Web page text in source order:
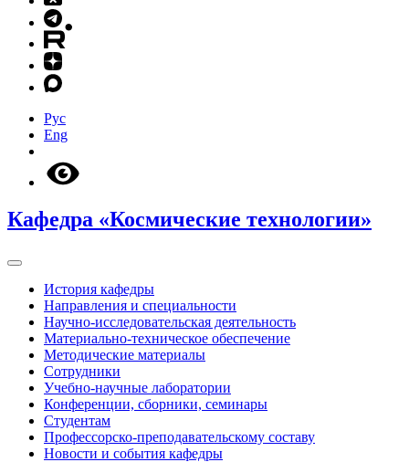
Рус
Eng
Кафедра «Космические технологии»
История кафедры
Направления и специальности
Научно-исследовательская деятельность
Материально-техническое обеспечение
Методические материалы
Сотрудники
Учебно-научные лаборатории
Конференции, сборники, семинары
Студентам
Профессорско-преподавательскому составу
Новости и события кафедры